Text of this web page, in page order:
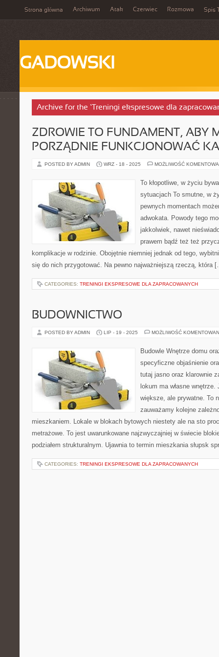
Strona główna Archiwum Atak Czerwiec Rozmowa Spis
GADOWSKI
Archive for the ‘Treningi ekspresowe dla
ZDROWIE TO FUNDAMENT, ABY
PORZĄDNIE FUNKCJONOWAĆ
POSTED BY ADMIN WRZ - 18 - 2025 MOŻLIWOŚĆ
To kłopotliwe, w życiu
sytuacjach To smutne, w
pewnych momentach
adwokata. Powody tego
jakkolwiek, nawet
prawem bądź też też
komplikacje w rodzinie. Obojętnie niemniej jednak od tego,
się do nich przygotować. Na pewno najważniejszą rzeczą, która
CATEGORIES: TRENINGI EKSPRESOWE DLA ZAPRACOWANYCH
BUDOWNICTWO
POSTED BY ADMIN LIP - 19 - 2025 MOŻLIWOŚĆ
Budowle Wnętrze domu
specyficzne objaśnienie
tutaj jasno oraz klarownie
lokum ma własne
większe, ale prywatne. To
zauważamy kolejne
mieszkaniem. Lokale w blokach bytowych niestety ale na sto
metrażowe. To jest uwarunkowane najzwyczajniej w świecie
podziałem strukturalnym. Ujawnia to termin mieszkania słupsk
CATEGORIES: TRENINGI EKSPRESOWE DLA ZAPRACOWANYCH